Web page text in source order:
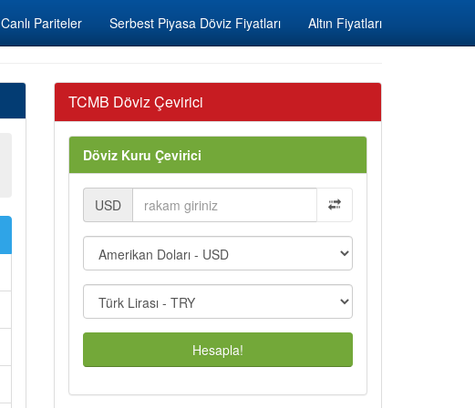
Canlı Pariteler Serbest Piyasa Döviz Fiyatları Altın Fiyatları
TCMB Döviz Çevirici
Döviz Kuru Çevirici
USD
Hesapla!